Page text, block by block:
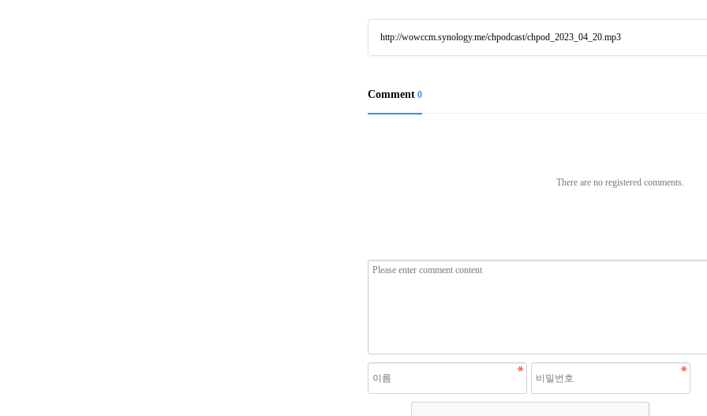
http://wowccm.synology.me/chpodcast/chpod_2023_04_20.mp3
Comment0
There are no registered comments.